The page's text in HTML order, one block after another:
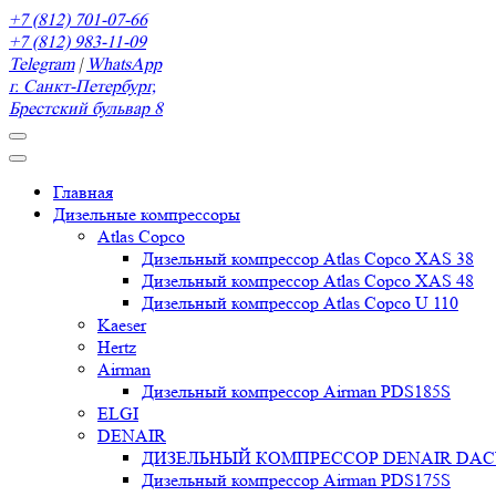
+7 (812) 701-07-66
+7 (812) 983-11-09
Telegram| WhatsApp
г. Санкт-Петербург,
Брестский бульвар 8
Главная
Дизельные компрессоры
Atlas Copco
Дизельный компрессор Atlas Copco XAS 38
Дизельный компрессор Atlas Copco XAS 48
Дизельный компрессор Atlas Copco U 110
Kaeser
Hertz
Airman
Дизельный компрессор Airman PDS185S
ELGI
DENAIR
ДИЗЕЛЬНЫЙ КОМПРЕССОР DENAIR
Дизельный компрессор Airman PDS175S